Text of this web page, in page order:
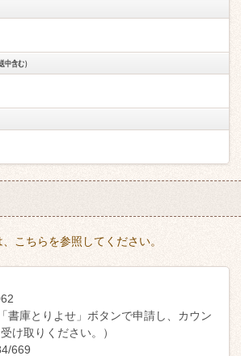
中含む）
こちらを参照してください。
書庫とりよせ」ボタンで申請し、カウン
け取りください。）
669